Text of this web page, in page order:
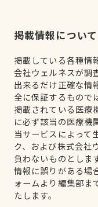
掲載情報について
掲載している各種情
会社ウェルネスが調
出来るだけ正確な情
全に保証するもので
掲載されている医療
に必ず該当の医療機
当サービスによって
ク、および株式会社
負わないものとします
情報に誤りがある場
ォームより編集部ま
たします。